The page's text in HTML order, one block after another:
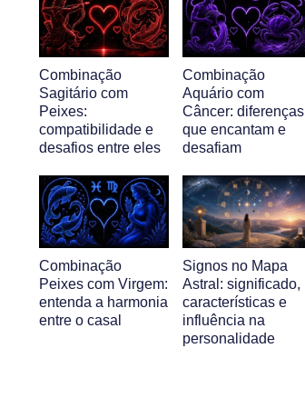
Combinação
Sagitário com
Peixes:
compatibilidade e
desafios entre eles
Combinação
Aquário com
Câncer: diferenças
que encantam e
desafiam
Combinação
Peixes com Virgem:
entenda a harmonia
entre o casal
Signos no Mapa
Astral: significado,
características e
influência na
personalidade